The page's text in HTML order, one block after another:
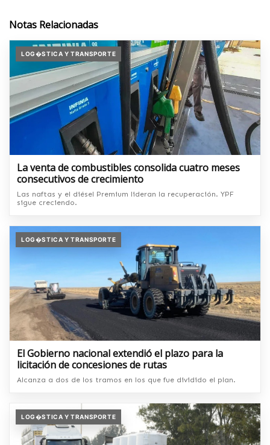
Notas Relacionadas
LOG�STICA Y TRANSPORTE
La venta de combustibles consolida cuatro meses
consecutivos de crecimiento
Las naftas y el diésel Premium lideran la recuperación. YPF
sigue creciendo.
LOG�STICA Y TRANSPORTE
El Gobierno nacional extendió el plazo para la
licitación de concesiones de rutas
Alcanza a dos de los tramos en los que fue dividido el plan.
LOG�STICA Y TRANSPORTE